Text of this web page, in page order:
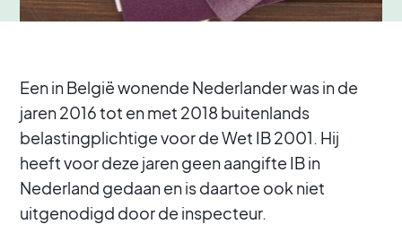
Een in België wonende Nederlander was in de
jaren 2016 tot en met 2018 buitenlands
belastingplichtige voor de Wet IB 2001. Hij
heeft voor deze jaren geen aangifte IB in
Nederland gedaan en is daartoe ook niet
uitgenodigd door de inspecteur.